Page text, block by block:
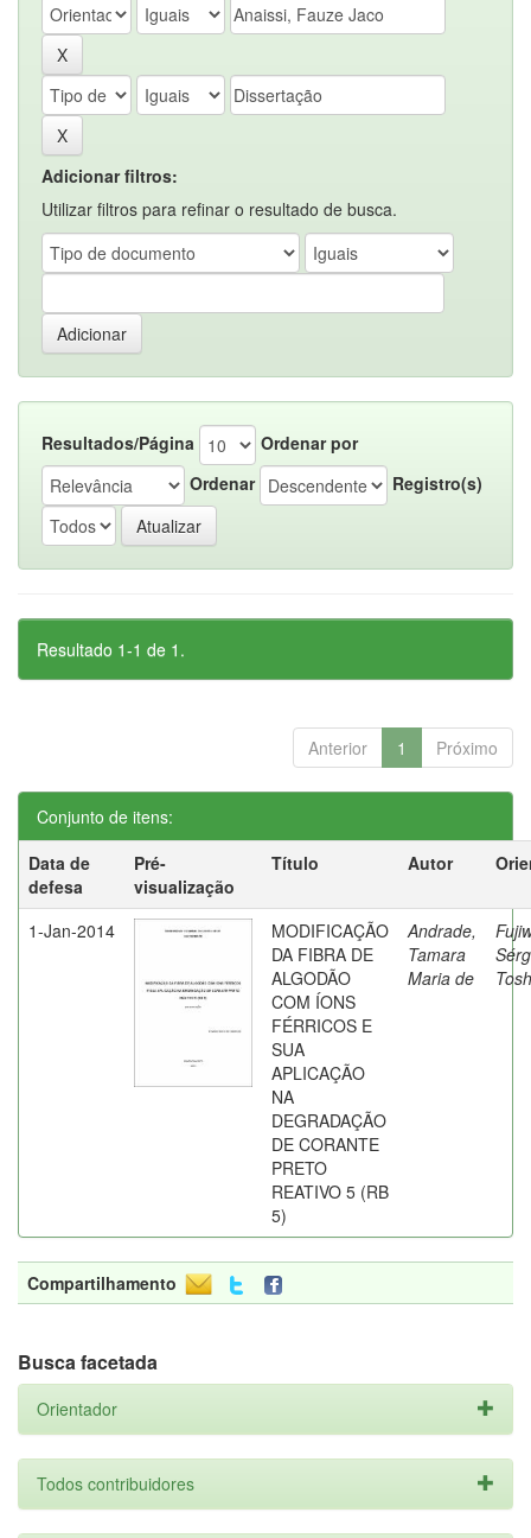
Adicionar filtros:
Utilizar filtros para refinar o resultado de busca.
Resultados/Página
Ordenar por
Ordenar
Registro(s)
Resultado 1-1 de 1.
Anterior 1 Próximo
Conjunto de itens:
Data de
defesa
Pré-
visualização
Título Autor
1-Jan-2014
MODIFICAÇÃO
DA FIBRA DE
ALGODÃO
COM ÍONS
FÉRRICOS E
SUA
APLICAÇÃO
NA
DEGRADAÇÃO
DE CORANTE
PRETO
REATIVO 5 (RB
5)
Andrade,
Tamara
Maria de
Compartilhamento
Busca facetada
Orientador
Todos contribuidores